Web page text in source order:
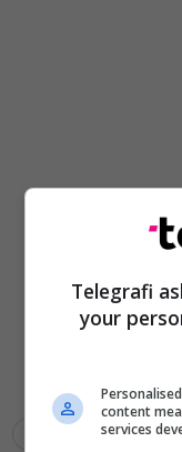
Galeria E Arteve
Telegrafi
your
content
services